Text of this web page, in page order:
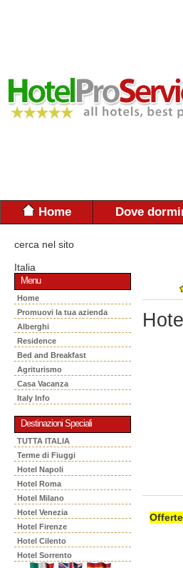
Home Dove
cerca nel sito
Italia
Menu
Home
Promuovi la tua azienda
Alberghi
Residence
Bed and Breakfast
Agriturismo
Casa Vacanza
Italy Info
Destinazioni Speciali
TUTTA ITALIA
Terme di Fiuggi
Hotel Napoli
Hotel Roma
Hotel Milano
Hotel Venezia
Hotel Firenze
Hotel Cilento
Hotel Sorrento